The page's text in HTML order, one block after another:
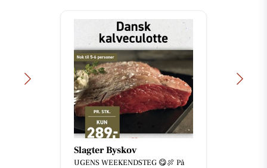
Slagter Byskov
UGENS WEEKENDSTEG 😋🍖 På